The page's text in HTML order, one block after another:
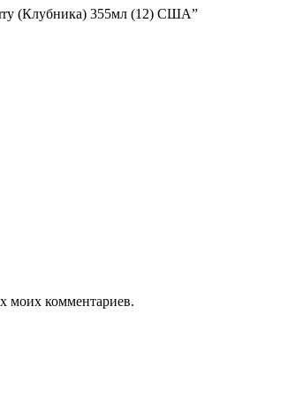
(Клубника) 355мл (12) США”
моих комментариев.